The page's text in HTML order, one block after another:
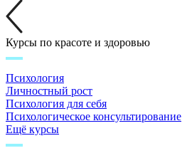
Курсы по красоте и здоровью
Психология
Личностный рост
Психология для себя
Психологическое консультирование
Ещё курсы